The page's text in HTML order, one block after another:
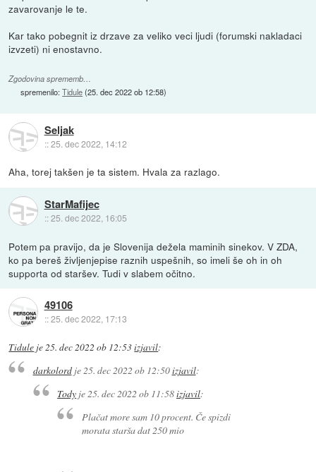
zavarovanje le te.
Kar tako pobegnit iz drzave za veliko veci ljudi (forumski nakladaci
izvzeti) ni enostavno.
Zgodovina sprememb…
spremenilo:Tidule(25. dec 2022 ob 12:58)
Seljak
::25. dec 2022, 14:12
Aha, torej takšen je ta sistem. Hvala za razlago.
StarMafijec
::25. dec 2022, 16:05
Potem pa pravijo, da je Slovenija dežela maminih sinekov. V ZDA,
ko pa bereš življenjepise raznih uspešnih, so imeli še oh in oh
supporta od staršev. Tudi v slabem očitno.
49106
::25. dec 2022, 17:13
Tidule je 25. dec 2022 ob 12:53izjavil:
darkolordje25. dec 2022 ob 12:50izjavil:
Tody je 25. dec 2022 ob 11:58izjavil:
Plačat more sam 10 procent. Če spizdi
morata starša dat 250 mio